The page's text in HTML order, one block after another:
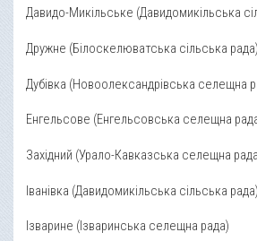
Давидо-Микільське (Давидомикільська
Дружне (Білоскелюватська сільська рада)
Дубівка (Новоолександрівська селещна
Енгельсове (Енгельсовська селещна
Західний (Урало-Кавказська селещна
Іванівка (Давидомикільська сільська рада)
Ізварине (Ізваринська селещна рада)